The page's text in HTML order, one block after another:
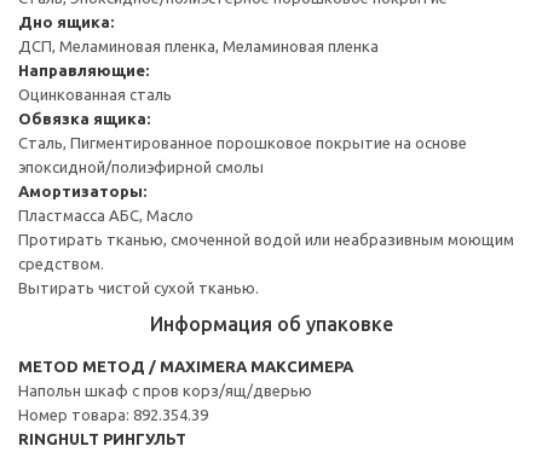
Дно ящика:
ДСП, Меламиновая пленка, Меламиновая пленка
Направляющие:
Оцинкованная сталь
Обвязка ящика:
Сталь, Пигментированное порошковое покрытие на основе
эпоксидной/полиэфирной смолы
Амортизаторы:
Пластмасса АБС, Масло
Протирать тканью, смоченной водой или неабразивным моющим
средством.
Вытирать чистой сухой тканью.
Информация об упаковке
METOD МЕТОД / MAXIMERA МАКСИМЕРА
Напольн шкаф с пров корз/ящ/дверью
Номер товара: 892.354.39
RINGHULT РИНГУЛЬТ